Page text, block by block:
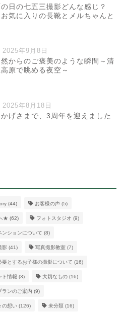
の日の七五三撮影どんな感じ？
お気に入りの長靴とメルちゃんと
2025年9月8日
然からのご褒美のような瞬間～清
高原で眺める夜空～
2025年8月18日
かげさまで、3周年を迎えました
(44) お客様の声 (5)
★ (62) フォトスタジオ (9)
ンションについて (8)
影 (41) 写真撮影教室 (7)
要とするお子様の撮影について (16)
ト情報 (3) 大切なもの (16)
ランのご案内 (9)
の想い (126) 未分類 (16)